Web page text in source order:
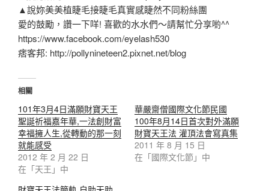
▲說妳美美植睫毛接睫毛真實感睫然不同粉絲團
愛的鼓勵，讚一下咩! 喜歡的水水們～請幫忙分享喲^^
https://www.facebook.com/eyelash530
痞客邦: http://pollynineteen2.pixnet.net/blog
相關
101年3月4日滿願財寶天王
聖誕祈福嘉年華,一法創財富
幸福擁人生,從轉動的那一刻
就能感受
2012 年 2 月 22 日
在「天王」中
華嚴齋僧國際文化節民國
100年8月14日首次對外滿願
財寶天王法 灌頂法會寫真集
2011 年 8 月 15 日
在「國際文化節」中